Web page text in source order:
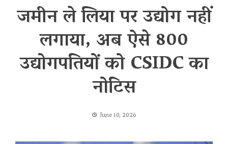
जमीन ले लिया पर उद्योग नहीं
लगाया, अब ऐसे 800
उद्योगपतियों को CSIDC का
नोटिस
June 10, 2026